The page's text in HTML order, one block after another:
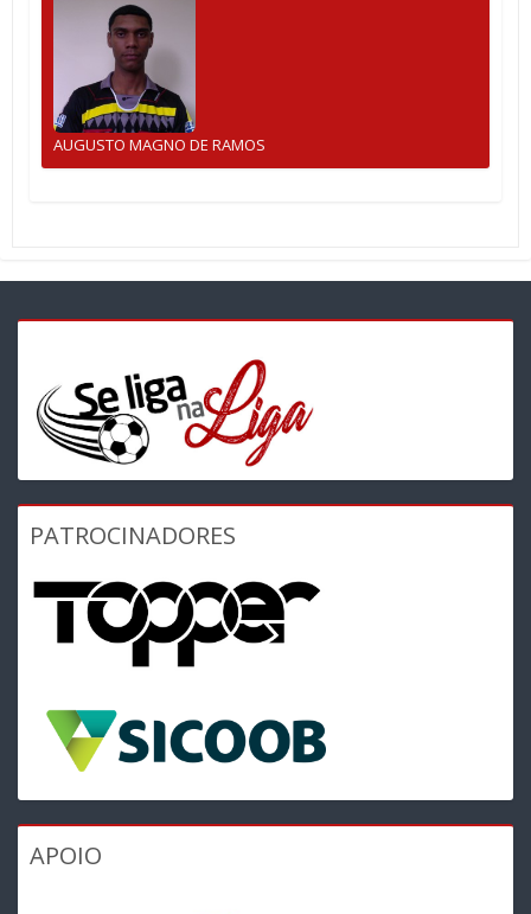
AUGUSTO MAGNO DE RAMOS
PATROCINADORES
APOIO